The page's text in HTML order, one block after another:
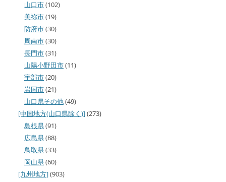
山口市(102)
美祢市(19)
防府市(30)
周南市(30)
長門市(31)
山陽小野田市(11)
宇部市(20)
岩国市(21)
山口県その他(49)
[中国地方(山口県除く)](273)
島根県(91)
広島県(88)
鳥取県(33)
岡山県(60)
[九州地方](903)